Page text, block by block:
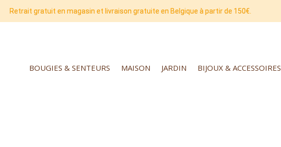
Retrait gratuit en magasin et livraison gratuite en Belgique à partir de 150€.
BOUGIES & SENTEURS MAISON JARDIN BIJOUX & ACCESSOIRES